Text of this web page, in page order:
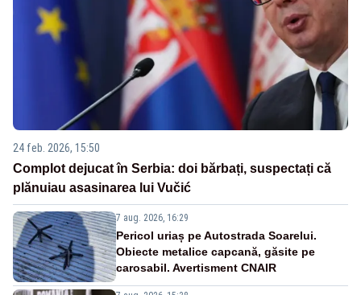
24 feb. 2026, 15:50
Complot dejucat în Serbia: doi bărbați, suspectați că
plănuiau asasinarea lui Vučić
7 aug. 2026, 16:29
Pericol uriaș pe Autostrada Soarelui.
Obiecte metalice capcană, găsite pe
carosabil. Avertisment CNAIR